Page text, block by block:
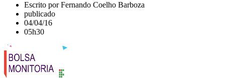
Escrito por Fernando Coelho Barboza
publicado
04/04/16
05h30